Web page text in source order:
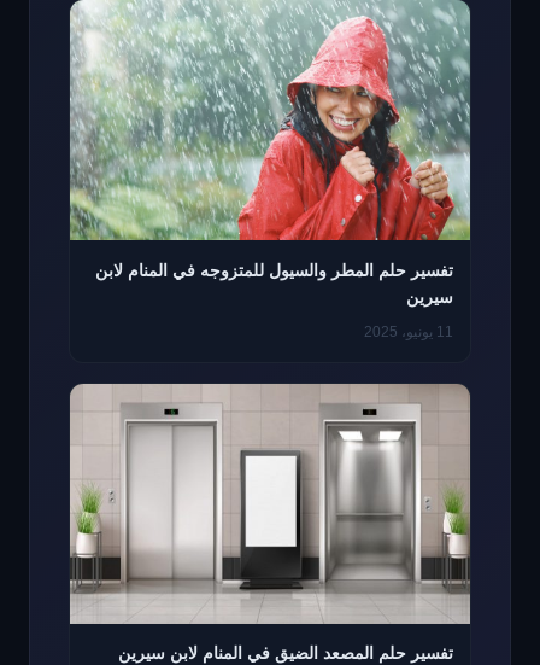
تفسير حلم المطر والسيول للمتزوجه في المنام لابن
سيرين
11 يونيو، 2025
تفسير حلم المصعد الضيق في المنام لابن سيرين